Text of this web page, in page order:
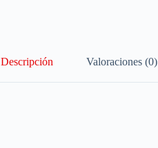
Descripción Valoraciones (0)